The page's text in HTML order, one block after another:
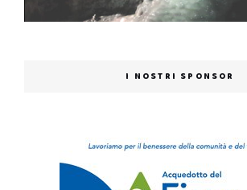
I NOSTRI SPONSOR